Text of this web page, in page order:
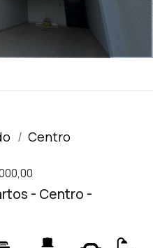
Centro
- Centro -